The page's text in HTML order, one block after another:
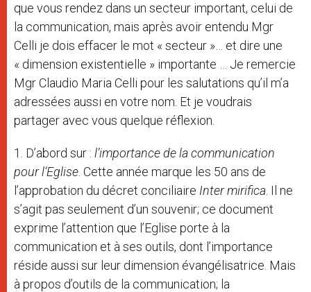
que vous rendez dans un secteur important, celui de
la communication, mais après avoir entendu Mgr
Celli je dois effacer le mot « secteur »… et dire une
« dimension existentielle » importante … Je remercie
Mgr Claudio Maria Celli pour les salutations qu’il m’a
adressées aussi en votre nom. Et je voudrais
partager avec vous quelque réflexion.
1. D’abord sur : l’importance de la communication
pour l’Eglise . Cette année marque les 50 ans de
l’approbation du décret conciliaire Inter mirifica . Il ne
s’agit pas seulement d’un souvenir; ce document
exprime l’attention que l’Eglise porte à la
communication et à ses outils, dont l’importance
réside aussi sur leur dimension évangélisatrice. Mais
à propos d’outils de la communication; la